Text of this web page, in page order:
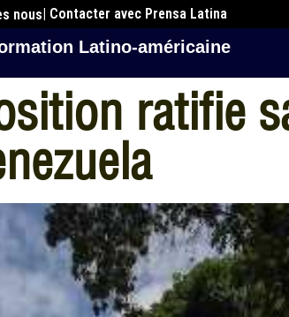
nous| Contacter avec Prensa Latina
Latino-américaine
ratifie